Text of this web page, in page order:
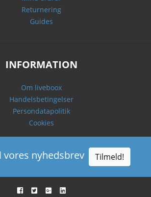
Returnering
Guides
INFORMATION
Om liveboox
Handelsbetingelser
Persondatapolitik
Cookies
vores nyhedsbrev Tilmeld!